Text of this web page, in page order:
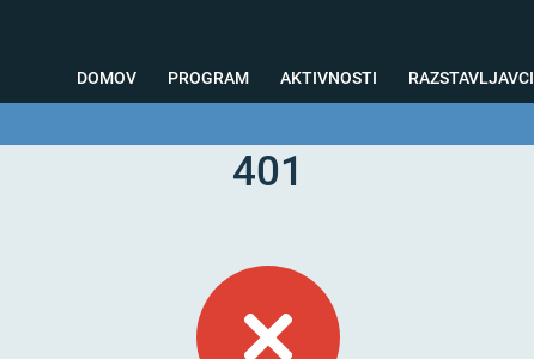
DOMOV PROGRAM AKTIVNOSTI
Testiranja
RAZSTAVLJAVCI
401